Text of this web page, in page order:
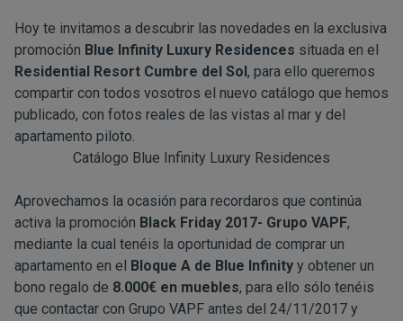
Hoy te invitamos a descubrir las novedades en la exclusiva
promoción Blue Infinity Luxury Residences situada en el
Residential Resort Cumbre del Sol, para ello queremos
compartir con todos vosotros el nuevo catálogo que hemos
publicado, con fotos reales de las vistas al mar y del
apartamento piloto.
Catálogo Blue Infinity Luxury Residences
Aprovechamos la ocasión para recordaros que continúa
activa la promoción Black Friday 2017- Grupo VAPF,
mediante la cual tenéis la oportunidad de comprar un
apartamento en el Bloque A de Blue Infinity y obtener un
bono regalo de 8.000€ en muebles, para ello sólo tenéis
que contactar con Grupo VAPF antes del 24/11/2017 y